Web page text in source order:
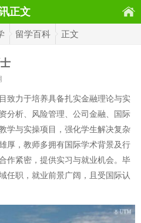
正文
留学百科 正文
致力于培养具备扎实金融理论与实
分析、风险管理、公司金融、国际
学与实操项目，强化学生解决复杂
厚，教师多拥有国际学术背景及行
作紧密，提供实习与就业机会。毕
任职，就业前景广阔，且受国际认